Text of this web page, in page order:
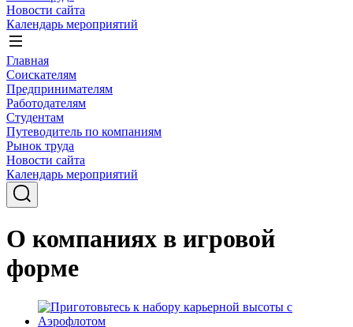
Новости сайта
Календарь мероприятий
Главная
Соискателям
Предпринимателям
Работодателям
Студентам
Путеводитель по компаниям
Рынок труда
Новости сайта
Календарь мероприятий
О компаниях в игровой
форме